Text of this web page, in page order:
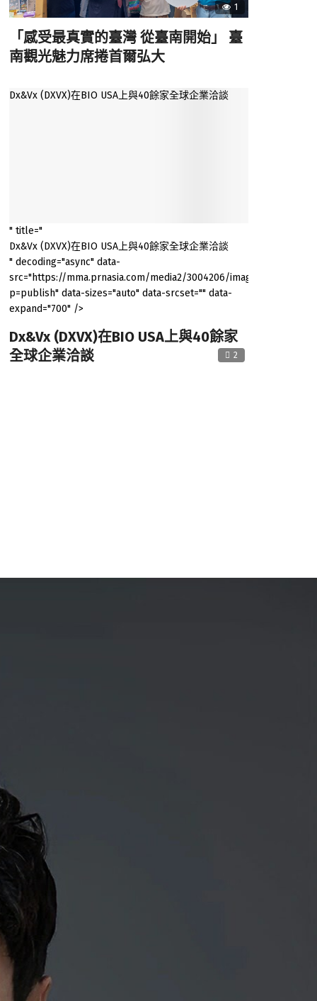
1
「感受最真實的臺灣 從臺南開始」 臺
南觀光魅力席捲首爾弘大
Dx&Vx (DXVX)在BIO USA上與40餘家全球企業洽談
" title="
Dx&Vx (DXVX)在BIO USA上與40餘家全球企業洽談
" decoding="async" data-
src="https://mma.prnasia.com/media2/3004206/image1.jpg?
p=publish" data-sizes="auto" data-srcset="" data-
expand="700" />
2
Dx&Vx (DXVX)在BIO USA上與40餘家
全球企業洽談